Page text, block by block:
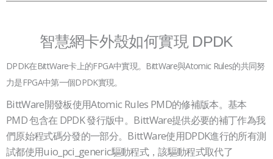
智慧網卡外殼如何實現 DPDK
DPDK在BittWare卡上的FPGA中實現。BittWare與Atomic Rules的共同努
力是FPGA中第一個DPDK實現。
BittWare開發板使用Atomic Rules PMD的修補版本。基本
PMD 包含在 DPDK 發行版中。BittWare提供必要的補丁作為我
們原始程式碼分發的一部分。BittWare使用DPDK進行的所有測
試都使用uio_pci_generic驅動程式，該驅動程式取代了